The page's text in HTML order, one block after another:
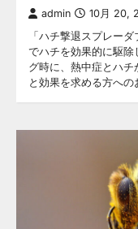
admin 10月 20,
「ハチ撃退スプレー
でハチを効果的に駆
グ時に、熱中症とハ
と効果を求める方への